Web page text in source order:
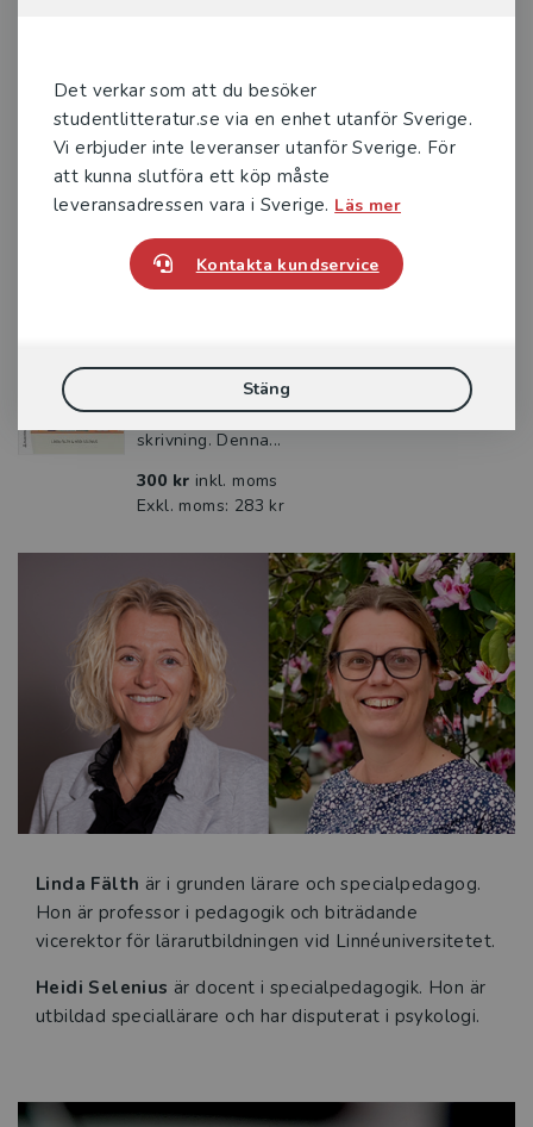
Det verkar som att du besöker
studentlitteratur.se via en enhet utanför Sverige.
Vi erbjuder inte leveranser utanför Sverige. För
att kunna slutföra ett köp måste
leveransadressen vara i Sverige. Läs mer
Kontakta kundservice
Stäng
Skolutveckling
Läsfrämjande arbete
Fritidshem
NPF
Säkerhet i skolan
Digitala utbildningspaket
Kataloger 2026
Med kunskap om skrivstrategier är eleverna utrustade för
att skriva längre och mer innehållsrika texter. Lärarens
modellering spelar en avgörande roll i denna process.
Genom att skriva tillsammans med eleverna, tänka högt
och visa hur texter planeras, formuleras, bearbetas och
meningsfullt, avslutar de.
När lärare kombinerar vetenskapligt grundad
kunskap med sitt professionella omdöme kan
elever nå sin fulla potential i läsning och
skrivning. Denna...
300 kr inkl. moms
Exkl. moms: 283 kr
Linda Fälth är i grunden lärare och specialpedagog.
Hon är professor i pedagogik och biträdande
vicerektor för lärarutbildningen vid Linnéuniversitetet.
Heidi Selenius är docent i specialpedagogik. Hon är
utbildad speciallärare och har disputerat i psykologi.